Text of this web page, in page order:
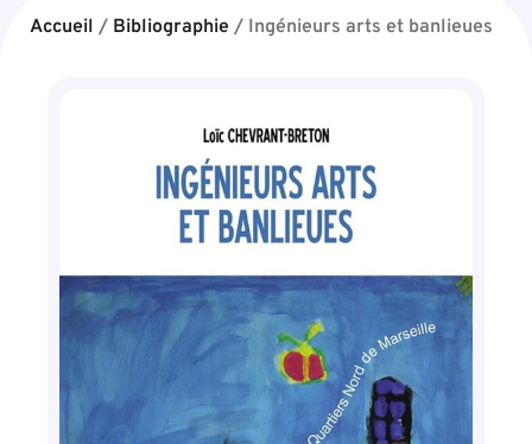
Accueil / Bibliographie / Ingénieurs arts et banlieues